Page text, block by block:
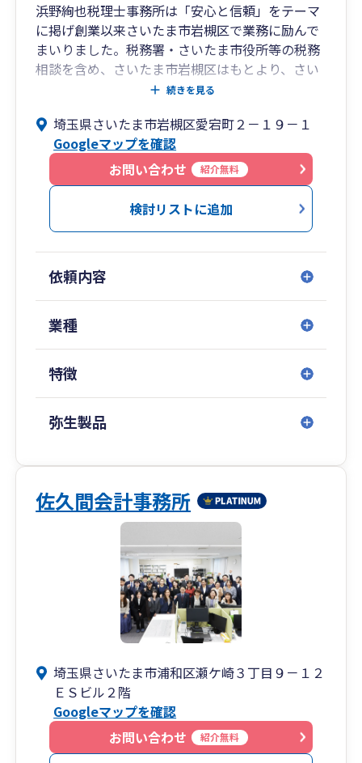
浜野絢也税理士事務所は「安心と信頼」をテーマ
に掲げ創業以来さいたま市岩槻区で業務に励んで
まいりました。税務署・さいたま市役所等の税務
相談を含め、さいたま市岩槻区はもとより、さい
たま市岩槻区はじめ各区、上尾市、越谷市等地元
る東京都、千葉県、神奈川県、栃木県、群馬県、
茨城県等のお客様もおりますので、遠方でもいろ
んな通信手段等で問題はございません）
続きを見る
埼玉県さいたま市岩槻区愛宕町２－１９－１
Googleマップを確認
お問い合わせ
紹介無料
検討リストに追加
依頼内容
業種
特徴
弥生製品
佐久間会計事務所
埼玉県さいたま市浦和区瀬ケ崎３丁目９－１２
ＥＳビル２階
Googleマップを確認
お問い合わせ
紹介無料